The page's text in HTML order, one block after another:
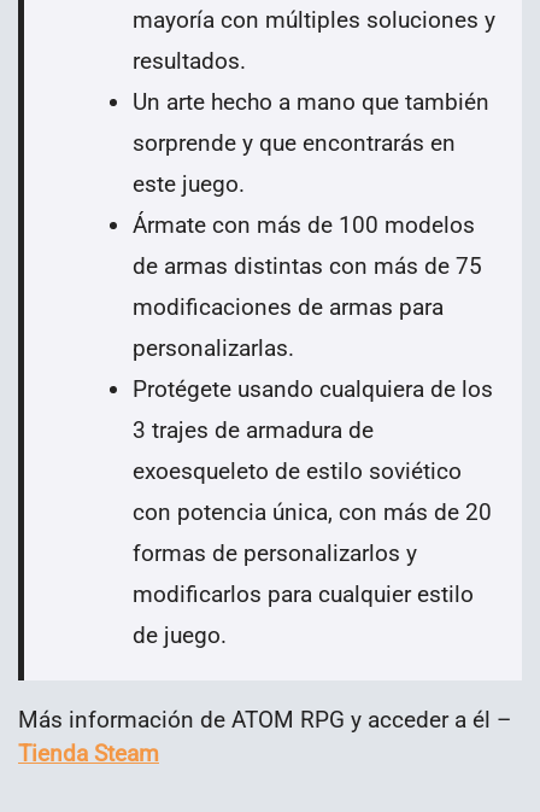
mayoría con múltiples soluciones y
resultados.
Un arte hecho a mano que también
sorprende y que encontrarás en
este juego.
Ármate con más de 100 modelos
de armas distintas con más de 75
modificaciones de armas para
personalizarlas.
Protégete usando cualquiera de los
3 trajes de armadura de
exoesqueleto de estilo soviético
con potencia única, con más de 20
formas de personalizarlos y
modificarlos para cualquier estilo
de juego.
Más información de ATOM RPG y acceder a él –
Tienda Steam